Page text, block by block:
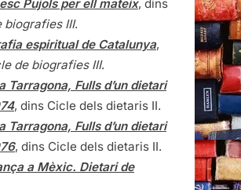
Pujols per ell mateix, dins
biografies III.
espiritual de Catalunya,
de biografies III.
Tarragona, Fulls d’un dietari
, dins Cicle dels dietaris II.
Tarragona, Fulls d’un dietari
, dins Cicle dels dietaris II.
a Mèxic. Dietari de